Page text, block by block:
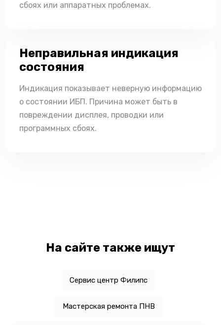
сбоях или аппаратных проблемах.
Неправильная индикация
состояния
Индикация показывает неверную информацию
о состоянии ИБП. Причина может быть в
повреждении дисплея, проводки или
программных сбоях.
На сайте также ищут
Сервис центр Филипс
Мастерская ремонта ПНВ